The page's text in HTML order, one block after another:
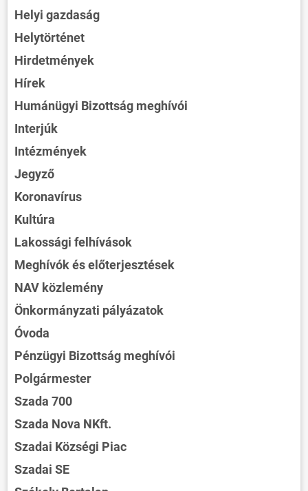
Helyi gazdaság
Helytörténet
Hirdetmények
Hírek
Humánügyi Bizottság meghívói
Interjúk
Intézmények
Jegyző
Koronavírus
Kultúra
Lakossági felhívások
Meghívók és előterjesztések
NAV közlemény
Önkormányzati pályázatok
Óvoda
Pénzügyi Bizottság meghívói
Polgármester
Szada 700
Szada Nova NKft.
Szadai Községi Piac
Szadai SE